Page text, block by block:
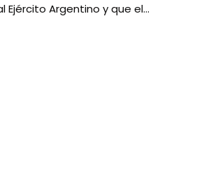
Ejército Argentino y que el…